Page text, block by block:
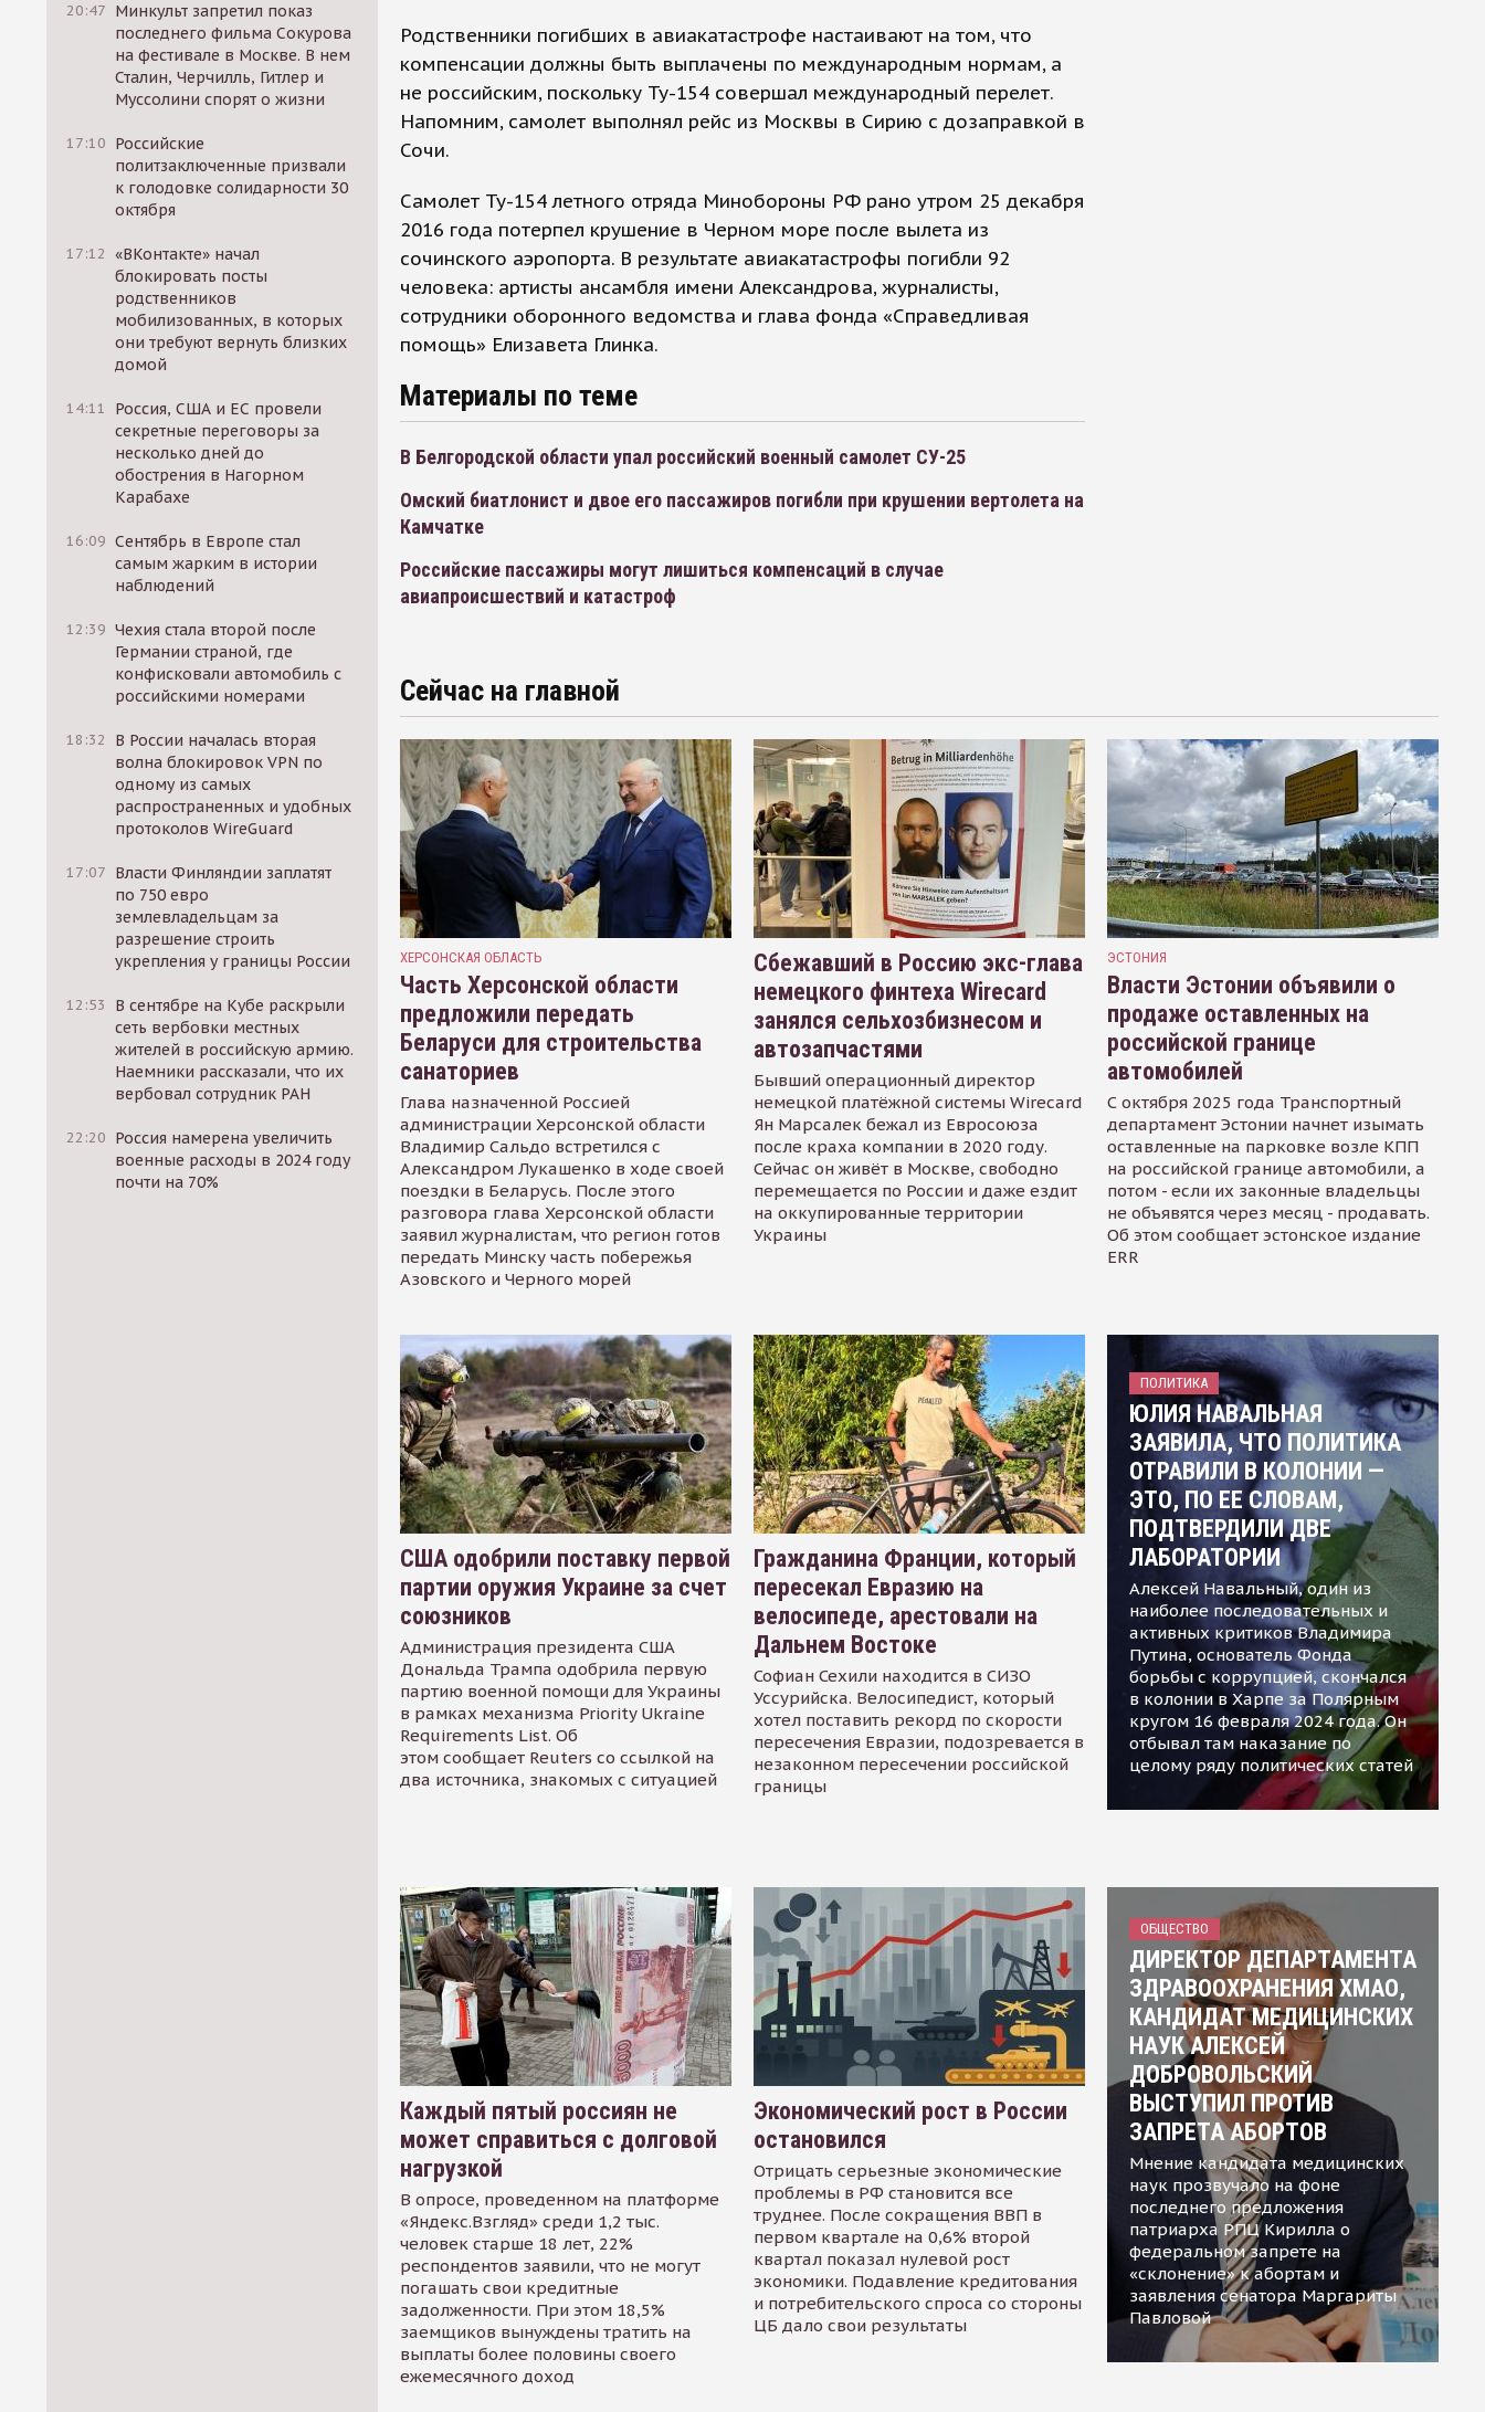
20:47 Минкульт запретил показ
последнего фильма Сокурова
на фестивале в Москве. В нем
Сталин, Черчилль, Гитлер и
Муссолини спорят о жизни
17:10 Российские
политзаключенные призвали
к голодовке солидарности 30
октября
17:12 «ВКонтакте» начал
блокировать посты
родственников
мобилизованных, в которых
они требуют вернуть близких
домой
14:11
Россия, США и ЕС провели
секретные переговоры за
несколько дней до
обострения в Нагорном
Карабахе
16:09 Сентябрь в Европе стал
самым жарким в истории
наблюдений
12:39 Чехия стала второй после
Германии страной, где
конфисковали автомобиль с
российскими номерами
18:32
В России началась вторая
волна блокировок VPN по
одному из самых
распространенных и удобных
протоколов WireGuard
17:07 Власти Финляндии заплатят
по 750 евро
землевладельцам за
разрешение строить
укрепления у границы России
12:53
В сентябре на Кубе раскрыли
сеть вербовки местных
жителей в российскую армию.
Наемники рассказали, что их
вербовал сотрудник РАН
22:20 Россия намерена увеличить
военные расходы в 2024 году
почти на 70%
Родственники погибших в авиакатастрофе настаивают на том, что
компенсации должны быть выплачены по международным нормам, а
не российским, поскольку Ту-154 совершал международный перелет.
Напомним, самолет выполнял рейс из Москвы в Сирию с дозаправкой в
Сочи.
​Самолет Ту-154 летного отряда Минобороны РФ рано утром 25 декабря
2016 года потерпел крушение в Черном море после вылета из
сочинского аэропорта. В результате авиакатастрофы погибли 92
человека: артисты ансамбля имени Александрова, журналисты,
сотрудники оборонного ведомства и глава фонда «Справедливая
помощь» Елизавета Глинка.
Материалы по теме
В Белгородской области упал российский военный самолет СУ-25
Омский биатлонист и двое его пассажиров погибли при крушении вертолета на
Камчатке
Российские пассажиры могут лишиться компенсаций в случае
авиапроисшествий и катастроф
Сейчас на главной
ХЕРСОНСКАЯ ОБЛАСТЬ
Часть Херсонской области
предложили передать
Беларуси для строительства
санаториев
Глава назначенной Россией
администрации Херсонской области
Владимир Сальдо встретился с
Александром Лукашенко в ходе своей
поездки в Беларусь. После этого
разговора глава Херсонской области
заявил журналистам, что регион готов
передать Минску часть побережья
Азовского и Черного морей
Сбежавший в Россию экс-глава
немецкого финтеха Wirecard
занялся сельхозбизнесом и
автозапчастями
Бывший операционный директор
немецкой платёжной системы Wirecard
Ян Марсалек бежал из Евросоюза
после краха компании в 2020 году.
Сейчас он живёт в Москве, свободно
перемещается по России и даже ездит
на оккупированные территории
Украины
ЭСТОНИЯ
Власти Эстонии объявили о
продаже оставленных на
российской границе
автомобилей
С октября 2025 года Транспортный
департамент Эстонии начнет изымать
оставленные на парковке возле КПП
на российской границе автомобили, а
потом - если их законные владельцы
не объявятся через месяц - продавать.
Об этом сообщает эстонское издание
ERR
США одобрили поставку первой
партии оружия Украине за счет
союзников
Администрация президента США
Дональда Трампа одобрила первую
партию военной помощи для Украины
в рамках механизма Priority Ukraine
Requirements List. Об
этом сообщает Reuters со ссылкой на
два источника, знакомых с ситуацией
Гражданина Франции, который
пересекал Евразию на
велосипеде, арестовали на
Дальнем Востоке
Софиан Сехили находится в СИЗО
Уссурийска. Велосипедист, который
хотел поставить рекорд по скорости
пересечения Евразии, подозревается в
незаконном пересечении российской
границы
ПОЛИТИКА
ЮЛИЯ НАВАЛЬНАЯ
ЗАЯВИЛА, ЧТО ПОЛИТИКА
ОТРАВИЛИ В КОЛОНИИ —
ЭТО, ПО ЕЕ СЛОВАМ,
ПОДТВЕРДИЛИ ДВЕ
ЛАБОРАТОРИИ
Алексей Навальный, один из
наиболее последовательных и
активных критиков Владимира
Путина, основатель Фонда
борьбы с коррупцией, скончался
в колонии в Харпе за Полярным
кругом 16 февраля 2024 года. Он
отбывал там наказание по
целому ряду политических статей
Каждый пятый россиян не
может справиться с долговой
нагрузкой
В опросе, проведенном на платформе
«Яндекс.Взгляд» среди 1,2 тыс.
человек старше 18 лет, 22%
респондентов заявили, что не могут
погашать свои кредитные
задолженности. При этом 18,5%
заемщиков вынуждены тратить на
выплаты более половины своего
ежемесячного доход
Экономический рост в России
остановился
Отрицать серьезные экономические
проблемы в РФ становится все
труднее. После сокращения ВВП в
первом квартале на 0,6% второй
квартал показал нулевой рост
экономики. Подавление кредитования
и потребительского спроса со стороны
ЦБ дало свои результаты
ОБЩЕСТВО
ДИРЕКТОР ДЕПАРТАМЕНТА
ЗДРАВООХРАНЕНИЯ ХМАО,
КАНДИДАТ МЕДИЦИНСКИХ
НАУК АЛЕКСЕЙ
ДОБРОВОЛЬСКИЙ
ВЫСТУПИЛ ПРОТИВ
ЗАПРЕТА АБОРТОВ
Мнение кандидата медицинских
наук прозвучало на фоне
последнего предложения
патриарха РПЦ Кирилла о
федеральном запрете на
«склонение» к абортам и
заявления сенатора Маргариты
Павловой